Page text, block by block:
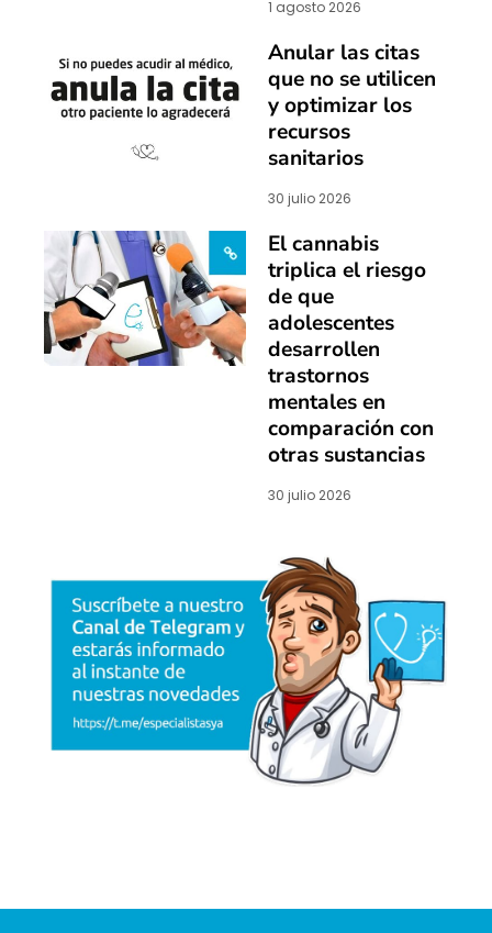
1 agosto 2026
Anular las citas
que no se utilicen
y optimizar los
recursos
sanitarios
30 julio 2026
El cannabis
triplica el riesgo
de que
adolescentes
desarrollen
trastornos
mentales en
comparación con
otras sustancias
30 julio 2026